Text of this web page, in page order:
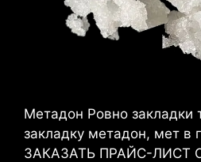
Метадон Ровно закладки
закладку метадон, мет в
ЗАКАЗАТЬ ПРАЙС-ЛИСТ